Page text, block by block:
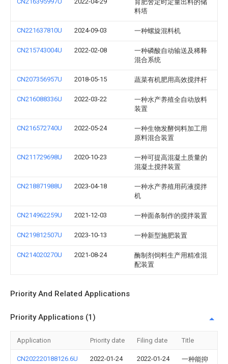
育肥舍定时定量出料的储
料塔
CN221637810U 2024-09-03 一种螺旋混料机
CN215743004U 2022-02-08
一种磷酸自动输送及稀释
混合系统
CN207356957U 2018-05-15 蔬菜有机肥用高效搅拌杆
CN216088336U 2022-03-22
一种水产养殖全自动放料
装置
CN216572740U 2022-05-24
一种生物发酵饲料加工用
原料混合装置
CN211729698U 2020-10-23
一种可提高混凝土质量的
混凝土搅拌装置
CN218871988U 2023-04-18
一种水产养殖用药液搅拌
机
CN214962259U 2021-12-03 一种面条制作的搅拌装置
CN219812507U 2023-10-13 一种新型施肥装置
CN214020270U 2021-08-24
酶制剂饲料生产用精准混
配装置
Priority And Related Applications
Priority Applications (1)
Application Priority date Filing date Title
CN202220188126.6U 2022-01-24 2022-01-24
一种能抑